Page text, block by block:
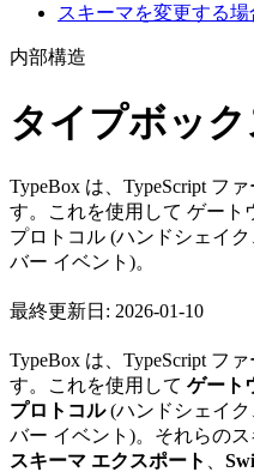
スキーマを変更する場
内部構造
タイプボック
TypeBox は、TypeScript フ
す。これを使用して ゲート
プロトコル (ハンドシェイ
バー イベント)。
最終更新日: 2026-01-10
TypeBox は、TypeScript フ
す。これを使用して ゲート
プロトコル(ハンドシェイク
バー イベント)。それらのス
スキーマ エクスポート